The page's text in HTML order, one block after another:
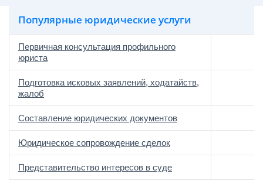
Популярные юридические услуги
Первичная консультация профильного
юриста
Подготовка исковых заявлений, ходатайств,
жалоб
Составление юридических документов
Юридическое сопровождение сделок
Представительство интересов в суде